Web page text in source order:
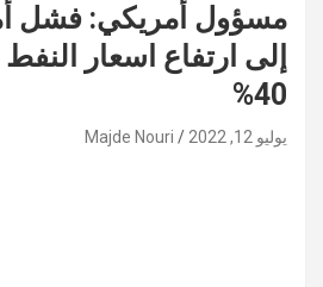
مسؤول أمريكي: فشل
إلى ارتفاع اسعار
40%
يوليو 12, 2022 Majde Nouri